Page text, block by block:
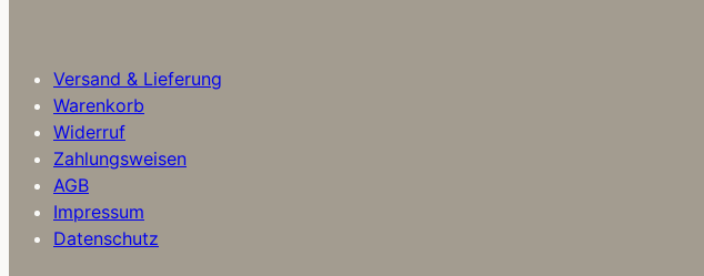
Versand & Lieferung
Warenkorb
Widerruf
Zahlungsweisen
AGB
Impressum
Datenschutz